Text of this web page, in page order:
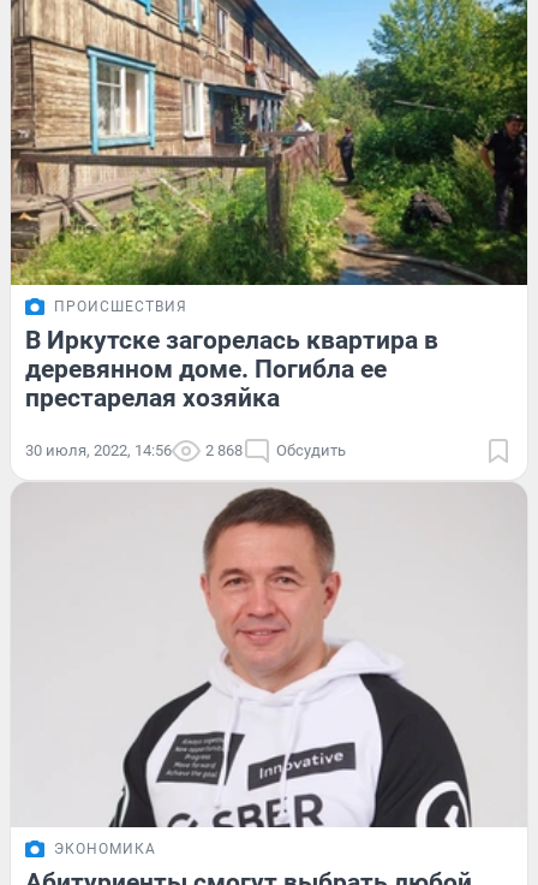
ПРОИСШЕСТВИЯ
В Иркутске загорелась квартира в
деревянном доме. Погибла ее
престарелая хозяйка
30 июля, 2022, 14:56 2 868 Обсудить
ЭКОНОМИКА